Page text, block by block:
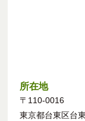
所在地
〒110-0016
東京都台東区台